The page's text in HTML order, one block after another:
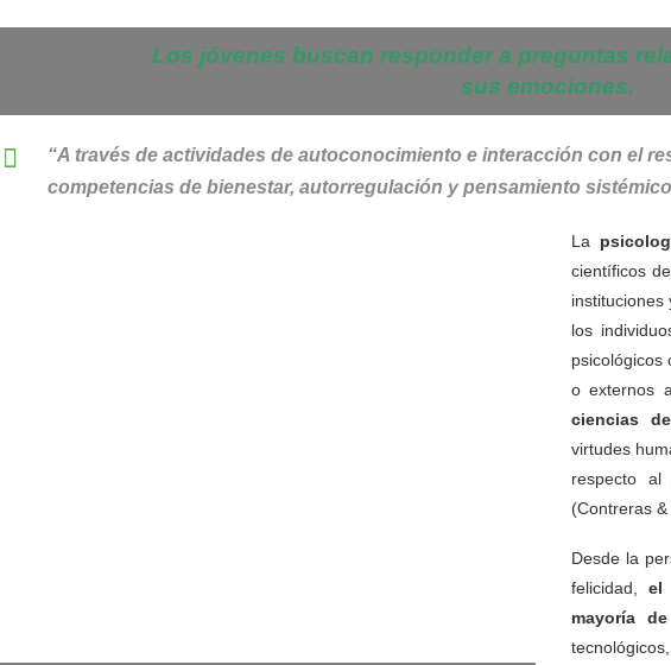
Los jóvenes buscan responder a preguntas
sus emociones.
“A través de actividades de autoconocimiento e interacción con el
competencias de bienestar, autorregulación y pensamiento
La
científicos
instituciones
los
psicológicos
o externos
ciencias
virtudes
respecto al
(Contreras &
Desde la
felicidad, el
mayoría